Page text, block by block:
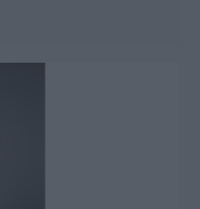
της συνεχούς